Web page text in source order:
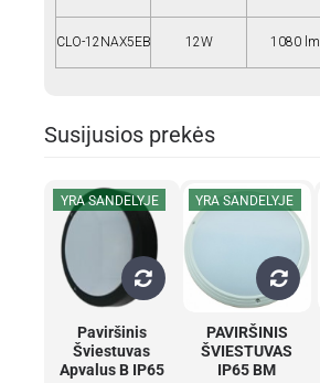
CLO-12NAX5EB 12W 1080 lm
Susijusios prekės
YRA SANDELYJE
Paviršinis
Šviestuvas
Apvalus B IP65
YRA SANDELYJE
PAVIRŠINIS
ŠVIESTUVAS
IP65 BM